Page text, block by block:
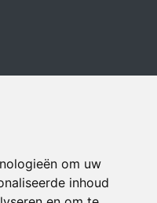
om uw
inhoud